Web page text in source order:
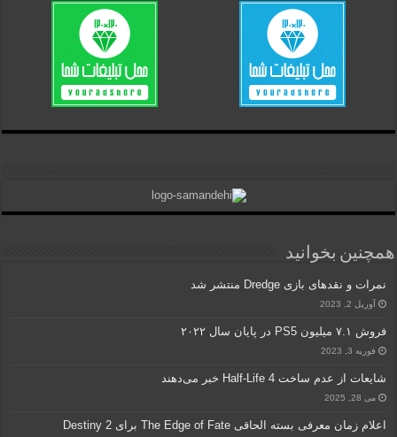
همچنین بخوانید
نمرات و نقدهای بازی Dredge منتشر شد
آوریل 2, 2023
فروش ۷.۱ میلیون PS5 در پایان سال ۲۰۲۲
فوریه 3, 2023
شایعات از عدم ساخت Half-Life 4 خبر می‌دهند
می 28, 2025
اعلام زمان معرفی بسته الحاقی The Edge of Fate برای Destiny 2